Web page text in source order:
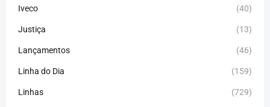
Iveco (40)
Justiça (13)
Lançamentos (46)
Linha do Dia (159)
Linhas (729)